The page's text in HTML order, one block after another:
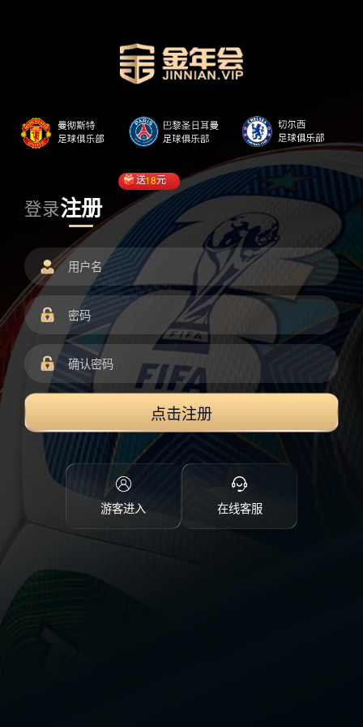
登录注册
送18元
点击注册
游客进入 在线客服